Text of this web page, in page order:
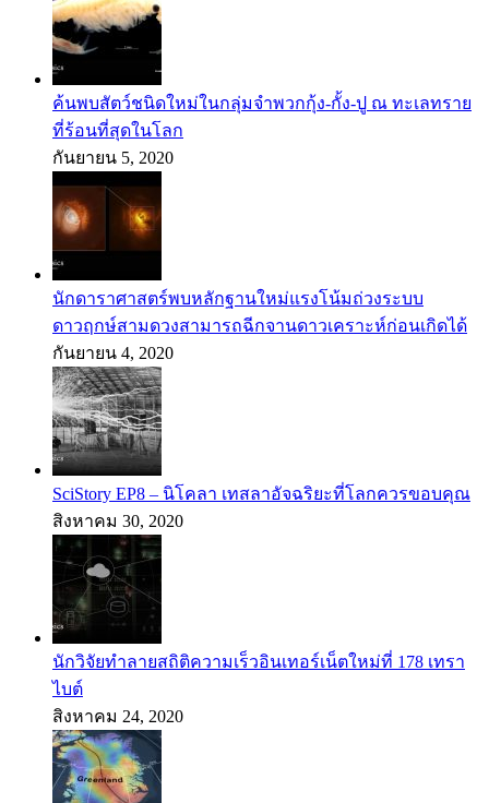
ค้นพบสัตว์ชนิดใหม่ในกลุ่มจำพวกกุ้ง-กั้ง-ปู ณ ทะเลทราย
ที่ร้อนที่สุดในโลก
กันยายน 5, 2020
นักดาราศาสตร์พบหลักฐานใหม่แรงโน้มถ่วงระบบ
ดาวฤกษ์สามดวงสามารถฉีกจานดาวเคราะห์ก่อนเกิดได้
กันยายน 4, 2020
SciStory EP8 – นิโคลา เทสลาอัจฉริยะที่โลกควรขอบคุณ
สิงหาคม 30, 2020
นักวิจัยทำลายสถิติความเร็วอินเทอร์เน็ตใหม่ที่ 178 เทรา
ไบต์
สิงหาคม 24, 2020